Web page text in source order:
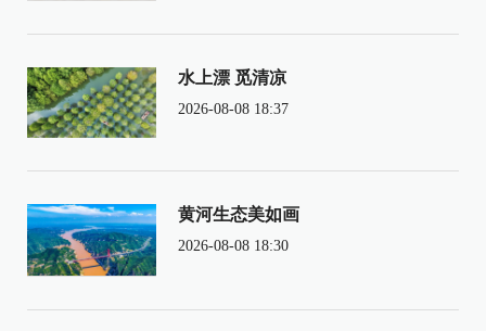
水上漂 觅清凉
2026-08-08 18:37
黄河生态美如画
2026-08-08 18:30